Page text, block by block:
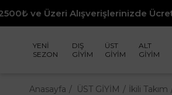
Ücretsiz Kargo
YENİ
SEZON
DIŞ
GİYİM
ÜST
GİYİM
ALT
GİYİM
Anasayfa ÜST GİYİM İkili Takım